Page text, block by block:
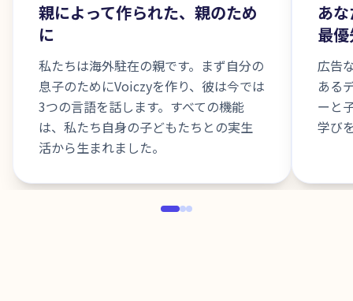
親によって作られた、親のため
に
私たちは海外駐在の親です。まず自分の
息子のためにVoiczyを作り、彼は今では
3つの言語を話します。すべての機能
は、私たち自身の子どもたちとの実生
活から生まれました。
あ
最
広告
ある
ーと
学び